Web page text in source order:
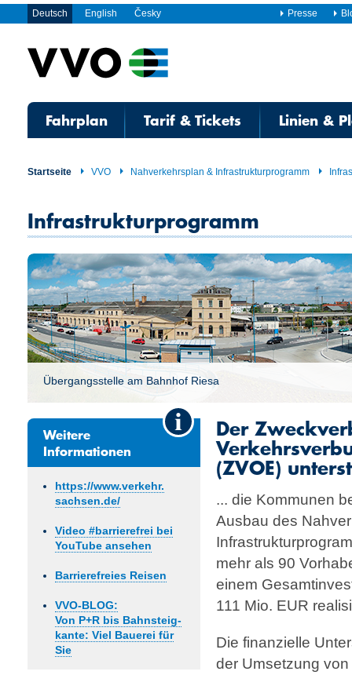
Deutsch English Česky Presse
Fahrplan Tarif & Tickets Linien &
Startseite VVO Nahverkehrsplan & Infrastrukturprogramm
Infrastrukturprogramm
Übergangsstelle am Bahnhof Riesa
Weitere
Informationen
https://www.verkehr.
sachsen.de/
Video #barrierefrei bei
YouTube ansehen
Barrierefreies Reisen
VVO-BLOG:
Von P+R bis Bahn­steig­
kante: Viel Bauerei für
Sie
Der
(ZVOE)
... die Kommunen
Ausbau des
mehr als 90
einem
111 Mio. EUR
Die finanzielle
der Umsetzung